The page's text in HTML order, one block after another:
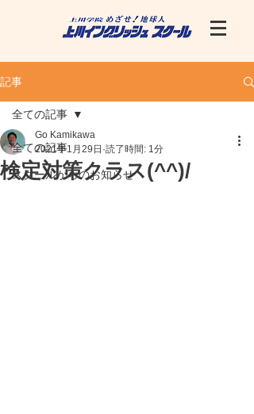
記事
全ての記事
スクールからのお知らせ
全ての記事
検定対策クラス(^^)/
Go Kamikawa
2021年1月29日 読了時間: 1分